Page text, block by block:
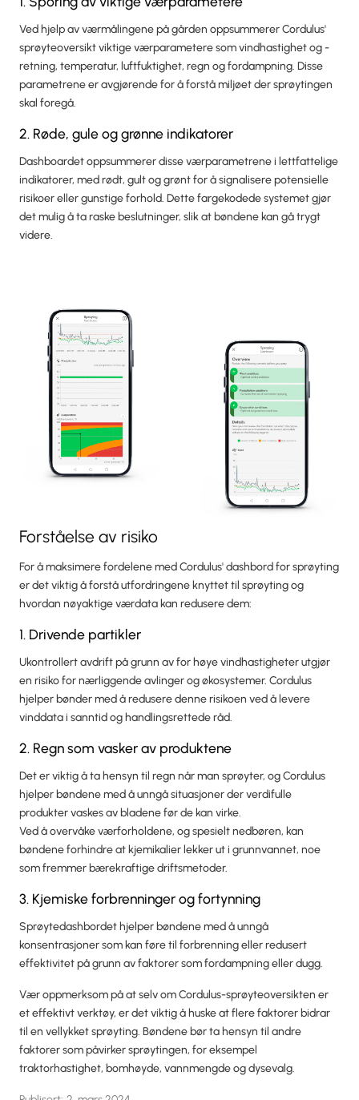
Ved hjelp av værmålingene på gården oppsummerer Cordulus'
sprøyteoversikt viktige værparametere som vindhastighet og -
retning, temperatur, luftfuktighet, regn og fordampning. Disse
parametrene er avgjørende for å forstå miljøet der sprøytingen
skal foregå.
2. Røde, gule og grønne indikatorer
Dashboardet oppsummerer disse værparametrene i lettfattelige
indikatorer, med rødt, gult og grønt for å signalisere potensielle
risikoer eller gunstige forhold. Dette fargekodede systemet gjør
det mulig å ta raske beslutninger, slik at bøndene kan gå trygt
videre.
Forståelse av risiko
For å maksimere fordelene med Cordulus' dashbord for sprøyting
er det viktig å forstå utfordringene knyttet til sprøyting og
hvordan nøyaktige værdata kan redusere dem:
1. Drivende partikler
Ukontrollert avdrift på grunn av for høye vindhastigheter utgjør
en risiko for nærliggende avlinger og økosystemer. Cordulus
hjelper bønder med å redusere denne risikoen ved å levere
vinddata i sanntid og handlingsrettede råd.
2. Regn som vasker av produktene
Det er viktig å ta hensyn til regn når man sprøyter, og Cordulus
hjelper bøndene med å unngå situasjoner der verdifulle
produkter vaskes av bladene før de kan virke.
Ved å overvåke værforholdene, og spesielt nedbøren, kan
bøndene forhindre at kjemikalier lekker ut i grunnvannet, noe
som fremmer bærekraftige driftsmetoder.
3. Kjemiske forbrenninger og fortynning
Sprøytedashbordet hjelper bøndene med å unngå
konsentrasjoner som kan føre til forbrenning eller redusert
effektivitet på grunn av faktorer som fordampning eller dugg.
Vær oppmerksom på at selv om Cordulus-sprøyteoversikten er
et effektivt verktøy, er det viktig å huske at flere faktorer bidrar
til en vellykket sprøyting. Bøndene bør ta hensyn til andre
faktorer som påvirker sprøytingen, for eksempel
traktorhastighet, bomhøyde, vannmengde og dysevalg.